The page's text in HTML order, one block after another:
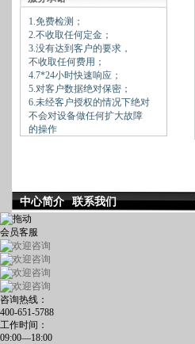
1.免费检测；
2.不收取任何定金；
3.没有达到客户的要求，
不收取任何费用；
4.7*24小时快速响应；
5.对客户数据绝对保密；
6.未经客户授权的情况下绝对
不会对设备做任何扩大故障
的操作
中心简介 联系我们
会员客服
咨询热线：
400-651-5788
工作时间：
09:00—18:00